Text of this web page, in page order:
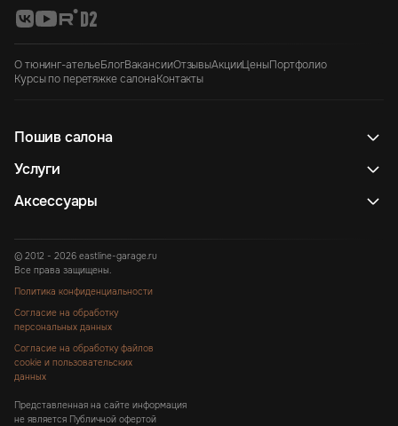
О тюнинг-ательеБлогВакансииОтзывыАкцииЦеныПортфолио
Курсы по перетяжке салонаКонтакты
Пошив салона
Услуги
Аксессуары
© 2012 - 2026 eastline-garage.ru
Все права защищены.
Политика конфиденциальности
Согласие на обработку
персональных данных
Согласие на обработку файлов
cookie и пользовательских
данных
Представленная на сайте информация
не является Публичной офертой